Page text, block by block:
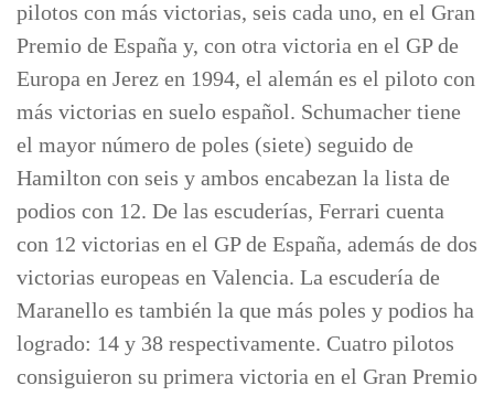
pilotos con más victorias, seis cada uno, en el Gran
Premio de España y, con otra victoria en el GP de
Europa en Jerez en 1994, el alemán es el piloto con
más victorias en suelo español. Schumacher tiene
el mayor número de poles (siete) seguido de
Hamilton con seis y ambos encabezan la lista de
podios con 12. De las escuderías, Ferrari cuenta
con 12 victorias en el GP de España, además de dos
victorias europeas en Valencia. La escudería de
Maranello es también la que más poles y podios ha
logrado: 14 y 38 respectivamente. Cuatro pilotos
consiguieron su primera victoria en el Gran Premio